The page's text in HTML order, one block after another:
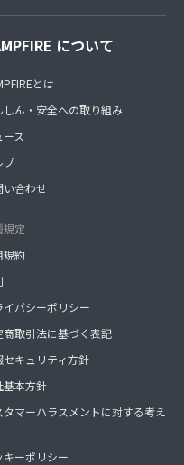
について
とは
しん・安全への取り組み
ース
プ
い合わせ
規定
規約
イバシーポリシー
商取引法に基づく表記
セキュリティ方針
基本方針
タマーハラスメントに対する考え
キーポリシー